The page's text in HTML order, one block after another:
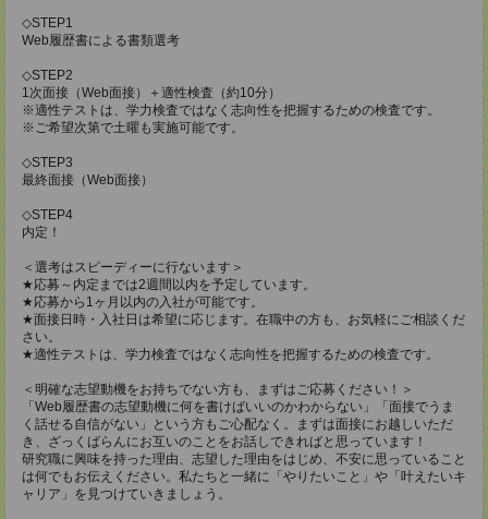
◇STEP1
Web履歴書による書類選考
◇STEP2
1次面接（Web面接）＋適性検査（約10分）
※適性テストは、学力検査ではなく志向性を把握するための検査です。
※ご希望次第で土曜も実施可能です。
◇STEP3
最終面接（Web面接）
◇STEP4
内定！
＜選考はスピーディーに行ないます＞
★応募～内定までは2週間以内を予定しています。
★応募から1ヶ月以内の入社が可能です。
★面接日時・入社日は希望に応じます。在職中の方も、お気軽にご相談くだ
さい。
★適性テストは、学力検査ではなく志向性を把握するための検査です。
＜明確な志望動機をお持ちでない方も、まずはご応募ください！＞
「Web履歴書の志望動機に何を書けばいいのかわからない」「面接でうま
く話せる自信がない」という方もご心配なく。まずは面接にお越しいただ
き、ざっくばらんにお互いのことをお話しできればと思っています！
研究職に興味を持った理由、志望した理由をはじめ、不安に思っていること
は何でもお伝えください。私たちと一緒に「やりたいこと」や「叶えたいキ
ャリア」を見つけていきましょう。